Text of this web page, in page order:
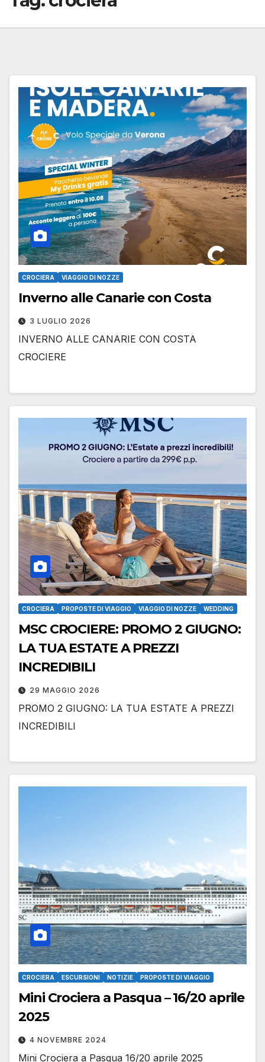
CROCIERA VIAGGIO DI NOZZE
Inverno alle Canarie con Costa
3 LUGLIO 2026
INVERNO ALLE CANARIE CON COSTA
CROCIERE
CROCIERA PROPOSTE DI VIAGGIO VIAGGIO DI NOZZE WEDDING
MSC CROCIERE: PROMO 2 GIUGNO:
LA TUA ESTATE A PREZZI
INCREDIBILI
29 MAGGIO 2026
PROMO 2 GIUGNO: LA TUA ESTATE A PREZZI
INCREDIBILI
CROCIERA ESCURSIONI NOTIZIE PROPOSTE DI VIAGGIO
Mini Crociera a Pasqua – 16/20 aprile
2025
4 NOVEMBRE 2024
Mini Crociera a Pasqua 16/20 aprile 2025